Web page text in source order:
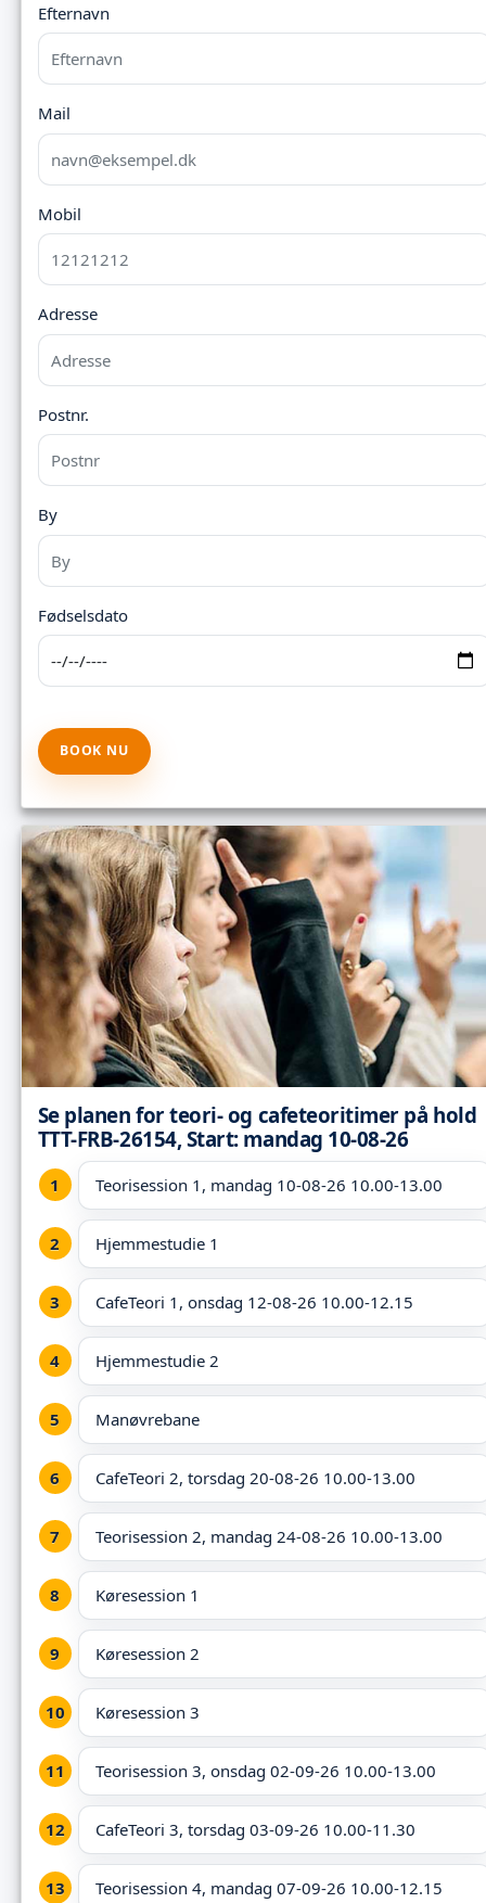
Efternavn
Mail
Mobil
Adresse
Postnr.
By
Fødselsdato
BOOK NU
Se planen for teori- og cafeteoritimer på hold
TTT-FRB-26154, Start: mandag 10-08-26
Teorisession 1, mandag 10-08-26 10.00-13.00
Hjemmestudie 1
CafeTeori 1, onsdag 12-08-26 10.00-12.15
Hjemmestudie 2
Manøvrebane
CafeTeori 2, torsdag 20-08-26 10.00-13.00
Teorisession 2, mandag 24-08-26 10.00-13.00
Køresession 1
Køresession 2
Køresession 3
Teorisession 3, onsdag 02-09-26 10.00-13.00
CafeTeori 3, torsdag 03-09-26 10.00-11.30
Teorisession 4, mandag 07-09-26 10.00-12.15